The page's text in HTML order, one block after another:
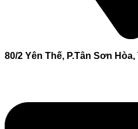
80/2 Yên Thế, P.Tân Sơn Hòa,